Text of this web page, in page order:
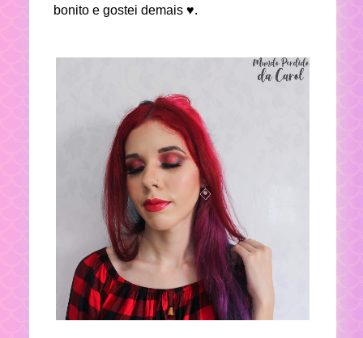
bonito e gostei demais ♥.